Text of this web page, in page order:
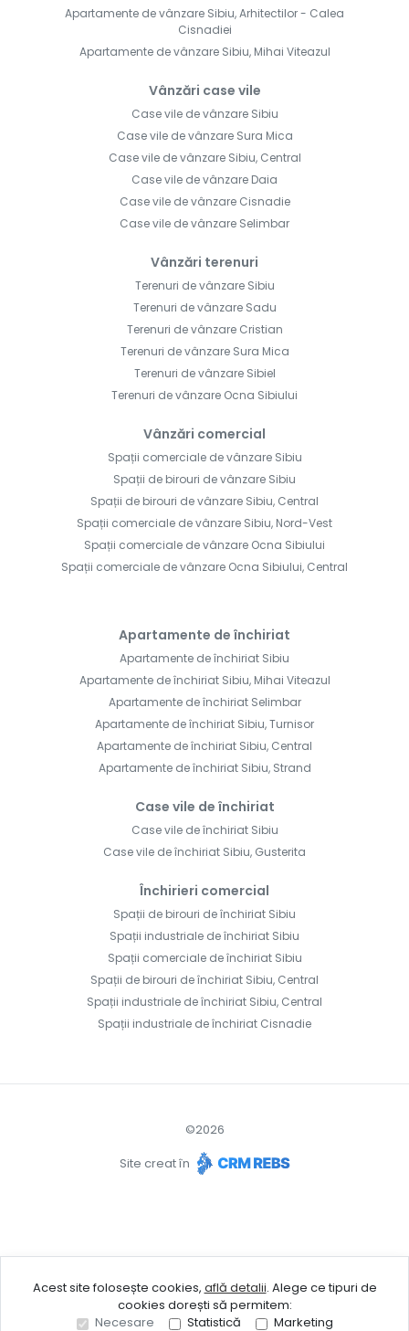
Apartamente de vânzare Sibiu, Arhitectilor - Calea
Cisnadiei
Apartamente de vânzare Sibiu, Mihai Viteazul
Vânzări case vile
Case vile de vânzare Sibiu
Case vile de vânzare Sura Mica
Case vile de vânzare Sibiu, Central
Case vile de vânzare Daia
Case vile de vânzare Cisnadie
Case vile de vânzare Selimbar
Vânzări terenuri
Terenuri de vânzare Sibiu
Terenuri de vânzare Sadu
Terenuri de vânzare Cristian
Terenuri de vânzare Sura Mica
Terenuri de vânzare Sibiel
Terenuri de vânzare Ocna Sibiului
Vânzări comercial
Spații comerciale de vânzare Sibiu
Spații de birouri de vânzare Sibiu
Spații de birouri de vânzare Sibiu, Central
Spații comerciale de vânzare Sibiu, Nord-Vest
Spații comerciale de vânzare Ocna Sibiului
Spații comerciale de vânzare Ocna Sibiului, Central
Apartamente de închiriat
Apartamente de închiriat Sibiu
Apartamente de închiriat Sibiu, Mihai Viteazul
Apartamente de închiriat Selimbar
Apartamente de închiriat Sibiu, Turnisor
Apartamente de închiriat Sibiu, Central
Apartamente de închiriat Sibiu, Strand
Case vile de închiriat
Case vile de închiriat Sibiu
Case vile de închiriat Sibiu, Gusterita
Închirieri comercial
Spații de birouri de închiriat Sibiu
Spații industriale de închiriat Sibiu
Spații comerciale de închiriat Sibiu
Spații de birouri de închiriat Sibiu, Central
Spații industriale de închiriat Sibiu, Central
Spații industriale de închiriat Cisnadie
©2026
Site creat în
Acest site folosește cookies, află detalii. Alege ce tipuri de
cookies dorești să permitem:
Necesare
Statistică Marketing